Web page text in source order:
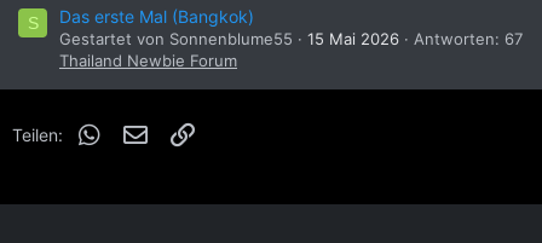
S Das erste Mal (Bangkok)
Gestartet von Sonnenblume55 15 Mai 2026
Antworten: 67
Thailand Newbie Forum
Teilen: WhatsApp
E-Mail